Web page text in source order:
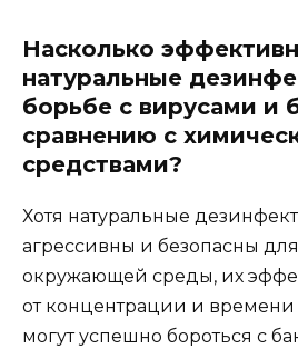
Насколько
натуральные
борьбе с вирусами и
сравнению с
средствами?
Хотя натуральные
агрессивны и безопасны
окружающей среды, их
от концентрации и
могут успешно бороться с